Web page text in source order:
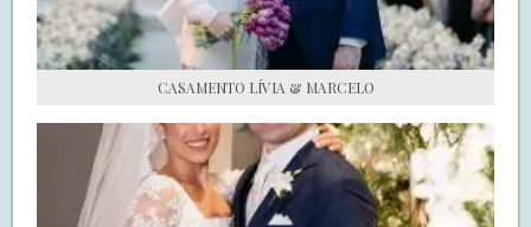
CASAMENTO LÍVIA & MARCELO